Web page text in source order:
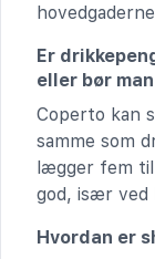
Er
eller bør
Coperto kan
samme som
lægger fem
god, især ved
Hvordan er